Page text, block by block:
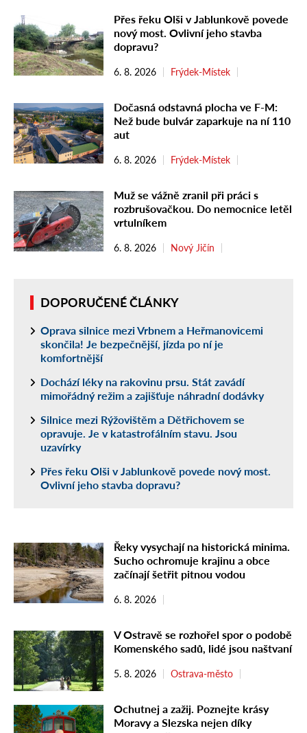
Přes řeku Olši v Jablunkově povede
nový most. Ovlivní jeho stavba
dopravu?
6. 8. 2026 Frýdek-Místek
Dočasná odstavná plocha ve F-M:
Než bude bulvár zaparkuje na ní 110
aut
6. 8. 2026 Frýdek-Místek
Muž se vážně zranil při práci s
rozbrušovačkou. Do nemocnice letěl
vrtulníkem
6. 8. 2026 Nový Jičín
DOPORUČENÉ ČLÁNKY
Oprava silnice mezi Vrbnem a Heřmanovicemi
skončila! Je bezpečnější, jízda po ní je
komfortnější
Dochází léky na rakovinu prsu. Stát zavádí
mimořádný režim a zajišťuje náhradní dodávky
Silnice mezi Rýžovištěm a Dětřichovem se
opravuje. Je v katastrofálním stavu. Jsou
uzavírky
Přes řeku Olši v Jablunkově povede nový most.
Ovlivní jeho stavba dopravu?
Řeky vysychají na historická minima.
Sucho ochromuje krajinu a obce
začínají šetřit pitnou vodou
6. 8. 2026
V Ostravě se rozhořel spor o podobě
Komenského sadů, lidé jsou naštvaní
5. 8. 2026 Ostrava-město
Ochutnej a zažij. Poznejte krásy
Moravy a Slezska nejen díky